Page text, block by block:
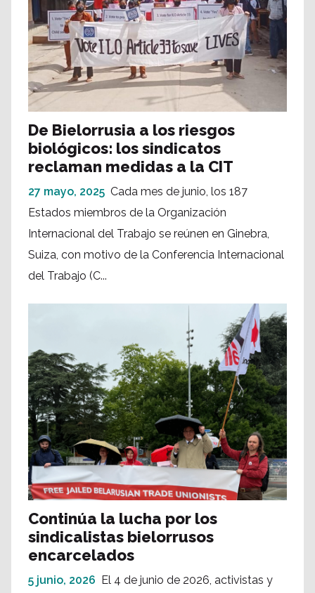
De Bielorrusia a los riesgos
biológicos: los sindicatos
reclaman medidas a la CIT
27 mayo, 2025 Cada mes de junio, los 187
Estados miembros de la Organización
Internacional del Trabajo se reúnen en Ginebra,
Suiza, con motivo de la Conferencia Internacional
del Trabajo (C...
Continúa la lucha por los
sindicalistas bielorrusos
encarcelados
5 junio, 2026 El 4 de junio de 2026, activistas y